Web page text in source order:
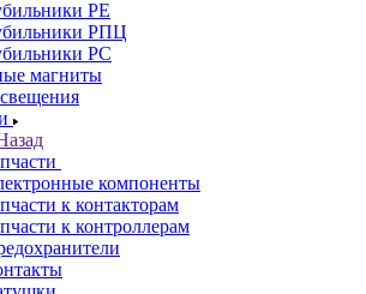
РЕ
РПЦ
РС
магниты
компоненты
к контакторам
к контроллерам